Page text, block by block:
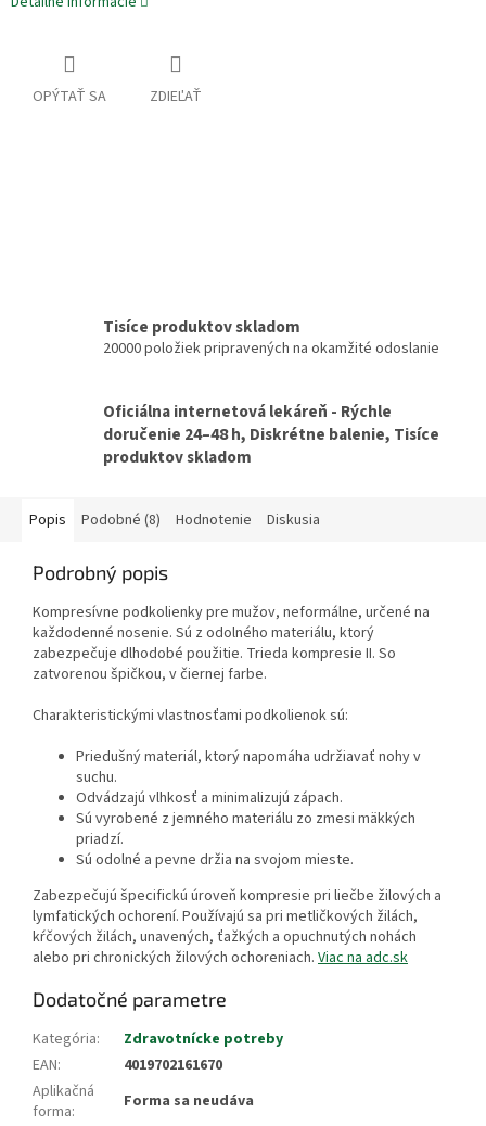
OPÝTAŤ SA ZDIEĽAŤ
Tisíce produktov skladom
20000 položiek pripravených na okamžité odoslanie
Oficiálna internetová lekáreň - Rýchle
doručenie 24–48 h, Diskrétne balenie, Tisíce
produktov skladom
Popis Podobné (8) Hodnotenie Diskusia
Podrobný popis
Kompresívne podkolienky pre mužov, neformálne, určené na
každodenné nosenie. Sú z odolného materiálu, ktorý
zabezpečuje dlhodobé použitie. Trieda kompresie II. So
zatvorenou špičkou, v čiernej farbe.
Charakteristickými vlastnosťami podkolienok sú:
Priedušný materiál, ktorý napomáha udržiavať nohy v
suchu.
Odvádzajú vlhkosť a minimalizujú zápach.
Sú vyrobené z jemného materiálu zo zmesi mäkkých
priadzí.
Sú odolné a pevne držia na svojom mieste.
Zabezpečujú špecifickú úroveň kompresie pri liečbe žilových a
lymfatických ochorení. Používajú sa pri metličkových žilách,
kŕčových žilách, unavených, ťažkých a opuchnutých nohách
alebo pri chronických žilových ochoreniach. Viac na adc.sk
Dodatočné parametre
Kategória:
Zdravotnícke potreby
EAN:
4019702161670
Aplikačná
forma: Forma sa neudáva